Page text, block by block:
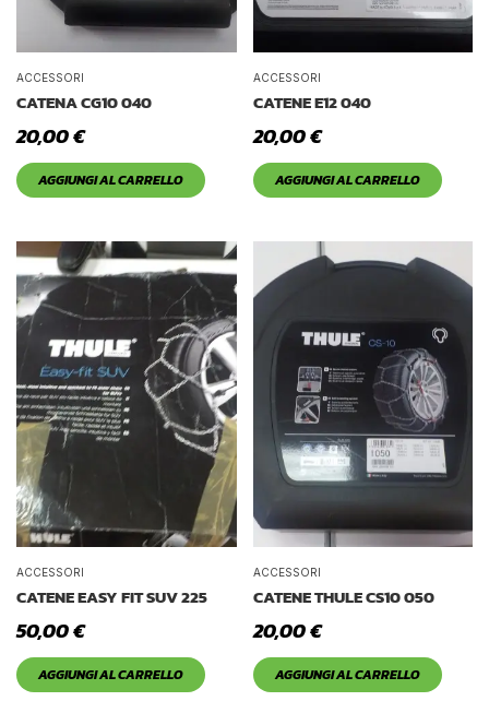
Spray
Deghiacciante
ACCESSORI
CATENA CG10 040
20,00€
AGGIUNGI AL CARRELLO
ACCESSORI
CATENE E12 040
20,00€
AGGIUNGI AL CARRELLO
ACCESSORI
CATENE EASY FIT SUV 225
50,00€
AGGIUNGI AL CARRELLO
ACCESSORI
CATENE THULE CS10 050
20,00€
AGGIUNGI AL CARRELLO